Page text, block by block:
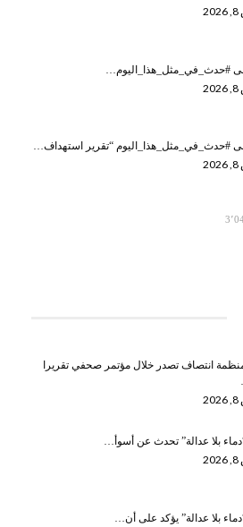
#حدث_في_مثل_هذا_اليوم…
#حدث_في_مثل_هذا_اليوم “تقرير استهداف…
انتصاف تصدر خلال مؤتمر صحفي تقريرا
بلا عدالة” تحدث عن أسوأ…
بلا عدالة” يؤكد على أن…